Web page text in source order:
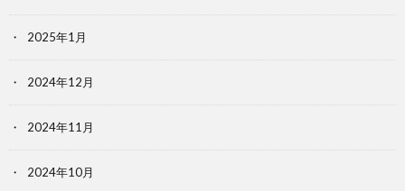
2025年1月
2024年12月
2024年11月
2024年10月